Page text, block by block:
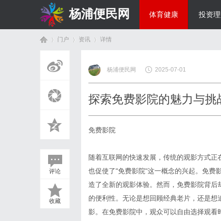
杨浦便民网 体育健康 投资
门户 资讯
›
详情
评论
收藏
杨浦便民网 2025-07-01
探索免费影院的魅力与挑
免费影院
随着互联网的快速发展，传统的观影方式
也促使了"免费影院"这一概念的兴起。免费
造了全新的观影体验。然而，免费影院背
的便利性。无论是想回顾经典老片，还是
影。在免费影院中，观众可以自由选择观